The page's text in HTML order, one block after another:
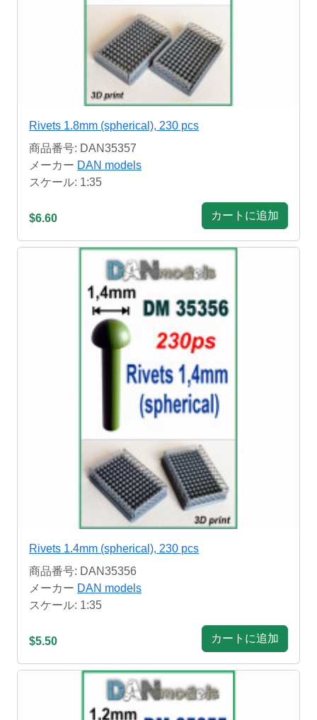
Rivets 1.8mm (spherical), 230 pcs
商品番号: DAN35357
メーカー DAN models
スケール: 1:35
$6.60 カートに追加
Rivets 1.4mm (spherical), 230 pcs
商品番号: DAN35356
メーカー DAN models
スケール: 1:35
$5.50 カートに追加